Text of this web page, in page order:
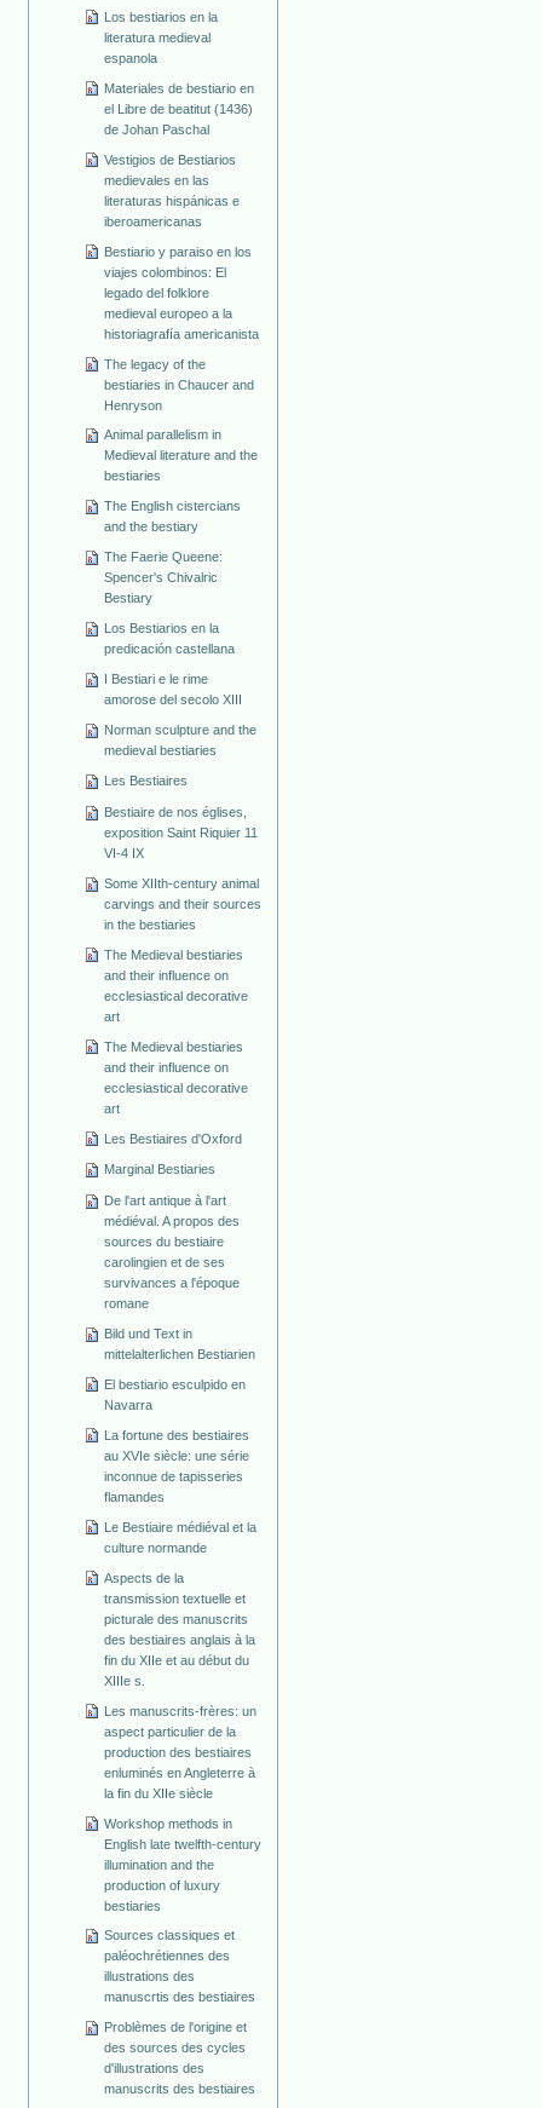
Los bestiarios en la
literatura medieval
espanola
Materiales de bestiario en
el Libre de beatitut (1436)
de Johan Paschal
Vestigios de Bestiarios
medievales en las
literaturas hispánicas e
iberoamericanas
Bestiario y paraiso en los
viajes colombinos: El
legado del folklore
medieval europeo a la
historiagrafía americanista
The legacy of the
bestiaries in Chaucer and
Henryson
Animal parallelism in
Medieval literature and the
bestiaries
The English cistercians
and the bestiary
The Faerie Queene:
Spencer's Chivalric
Bestiary
Los Bestiarios en la
predicación castellana
I Bestiari e le rime
amorose del secolo XIII
Norman sculpture and the
medieval bestiaries
Les Bestiaires
Bestiaire de nos églises,
exposition Saint Riquier 11
VI-4 IX
Some XIIth-century animal
carvings and their sources
in the bestiaries
The Medieval bestiaries
and their influence on
ecclesiastical decorative
art
The Medieval bestiaries
and their influence on
ecclesiastical decorative
art
Les Bestiaires d'Oxford
Marginal Bestiaries
De l'art antique à l'art
médiéval. A propos des
sources du bestiaire
carolingien et de ses
survivances a l'époque
romane
Bild und Text in
mittelalterlichen Bestiarien
El bestiario esculpido en
Navarra
La fortune des bestiaires
au XVIe siècle: une série
inconnue de tapisseries
flamandes
Le Bestiaire médiéval et la
culture normande
Aspects de la
transmission textuelle et
picturale des manuscrits
des bestiaires anglais à la
fin du XIIe et au début du
XIIIe s.
Les manuscrits-frères: un
aspect particulier de la
production des bestiaires
enluminés en Angleterre à
la fin du XIIe siècle
Workshop methods in
English late twelfth-century
illumination and the
production of luxury
bestiaries
Sources classiques et
paléochrétiennes des
illustrations des
manuscrtis des bestiaires
Problèmes de l'origine et
des sources des cycles
d'illustrations des
manuscrits des bestiaires